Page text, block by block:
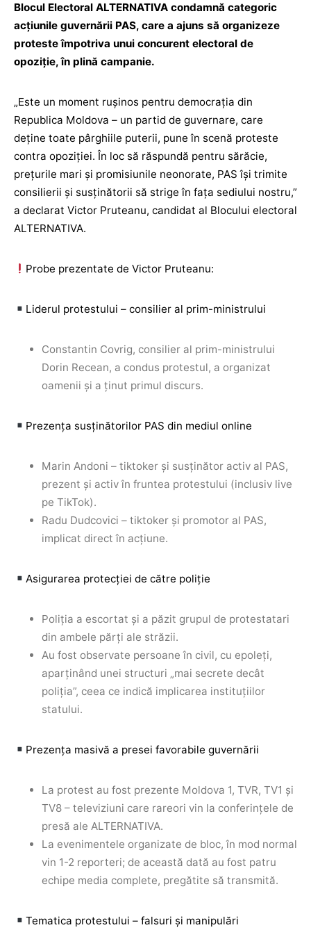
Blocul Electoral ALTERNATIVA condamnă categoric
acțiunile guvernării PAS, care a ajuns să organizeze
proteste împotriva unui concurent electoral de
opoziție, în plină campanie.
„Este un moment rușinos pentru democrația din
Republica Moldova – un partid de guvernare, care
deține toate pârghiile puterii, pune în scenă proteste
contra opoziției. În loc să răspundă pentru sărăcie,
prețurile mari și promisiunile neonorate, PAS își trimite
consilierii și susținătorii să strige în fața sediului nostru,”
a declarat Victor Pruteanu, candidat al Blocului electoral
ALTERNATIVA.
Probe prezentate de Victor Pruteanu:
Liderul protestului – consilier al prim-ministrului
Constantin Covrig, consilier al prim-ministrului
Dorin Recean, a condus protestul, a organizat
oamenii și a ținut primul discurs.
Prezența susținătorilor PAS din mediul online
Marin Andoni – tiktoker și susținător activ al PAS,
prezent și activ în fruntea protestului (inclusiv live
pe TikTok).
Radu Dudcovici – tiktoker și promotor al PAS,
implicat direct în acțiune.
Asigurarea protecției de către poliție
Poliția a escortat și a păzit grupul de protestatari
din ambele părți ale străzii.
Au fost observate persoane în civil, cu epoleți,
aparținând unei structuri „mai secrete decât
poliția”, ceea ce indică implicarea instituțiilor
statului.
Prezența masivă a presei favorabile guvernării
La protest au fost prezente Moldova 1, TVR, TV1 și
TV8 – televiziuni care rareori vin la conferințele de
presă ale ALTERNATIVA.
La evenimentele organizate de bloc, în mod normal
vin 1-2 reporteri; de această dată au fost patru
echipe media complete, pregătite să transmită.
Tematica protestului – falsuri și manipulări